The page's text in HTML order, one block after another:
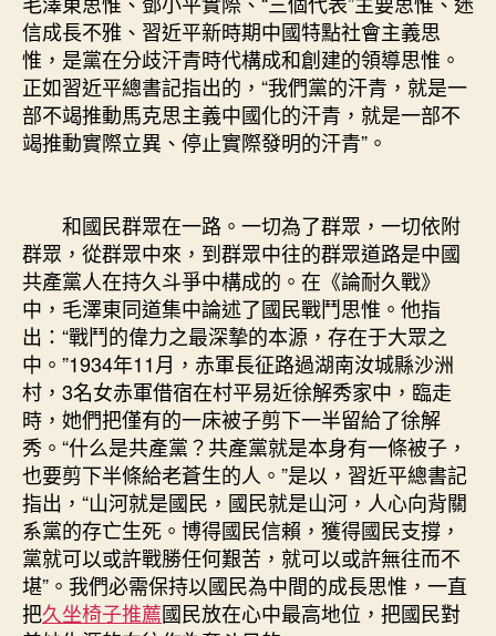
信成長不雅、習近平新時期中國特點社會主義思
惟，是黨在分歧汗青時代構成和創建的領導思惟。
正如習近平總書記指出的，“我們黨的汗青，就是一
部不竭推動馬克思主義中國化的汗青，就是一部不
竭推動實際立異、停止實際發明的汗青”。
和國民群眾在一路。一切為了群眾，一切依附
群眾，從群眾中來，到群眾中往的群眾道路是中國
共產黨人在持久斗爭中構成的。在《論耐久戰》
中，毛澤東同道集中論述了國民戰鬥思惟。他指
出：“戰鬥的偉力之最深摯的本源，存在于大眾之
中。”1934年11月，赤軍長征路過湖南汝城縣沙洲
村，3名女赤軍借宿在村平易近徐解秀家中，臨走
時，她們把僅有的一床被子剪下一半留給了徐解
秀。“什么是共產黨？共產黨就是本身有一條被子，
也要剪下半條給老蒼生的人。”是以，習近平總書記
指出，“山河就是國民，國民就是山河，人心向背關
系黨的存亡生死。博得國民信賴，獲得國民支撐，
黨就可以或許戰勝任何艱苦，就可以或許無往而不
堪”。我們必需保持以國民為中間的成長思惟，一直
把久坐椅子推薦國民放在心中最高地位，把國民對